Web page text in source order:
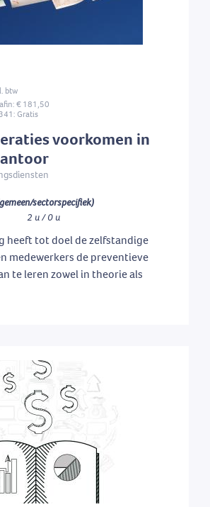
voorkomen in
sectorspecifiek)
2 u / 0 u
heeft tot doel de zelfstandige
medewerkers de preventieve
te leren zowel in theorie als
btw
€ 181,50
Gratis